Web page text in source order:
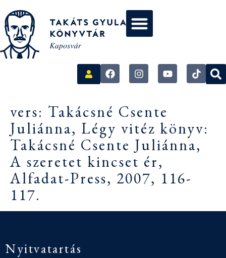
vers: Takácsné Csente
Juliánna, Légy vitéz könyv:
Takácsné Csente Juliánna,
A szeretet kincset ér,
Alfadat-Press, 2007, 116-
117.
Nyitvatartás